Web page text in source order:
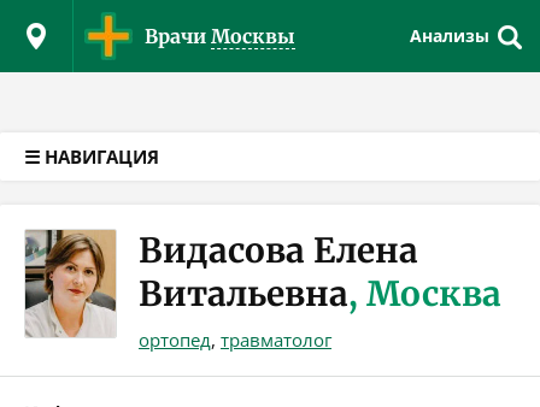
Врачи Москвы Анализы
☰ НАВИГАЦИЯ
Видасова Елена
Витальевна, Москва
ортопед, травматолог